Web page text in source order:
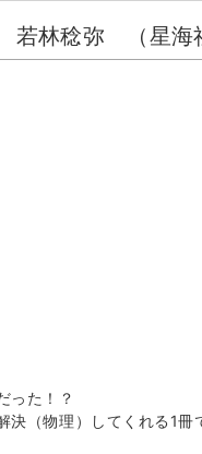
林稔弥 （星海
った！？
決（物理）してくれる1冊